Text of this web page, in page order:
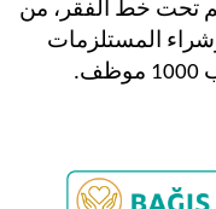
الذين يعيش 85% منهم تحت خط الفقر، من
وشراء المستلزمات